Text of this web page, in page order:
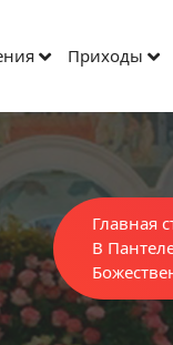
Приходы
Главная
В